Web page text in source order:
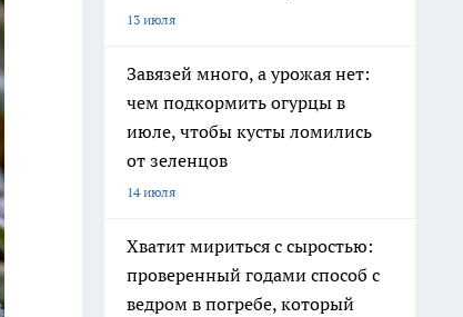
13 июля
Завязей много, а урожая нет:
чем подкормить огурцы в
июле, чтобы кусты ломились
от зеленцов
14 июля
Хватит мириться с сыростью:
проверенный годами способ с
ведром в погребе, который